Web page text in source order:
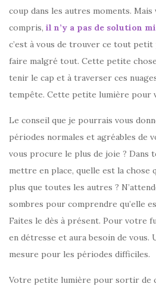
coup dans les autres moments. Mais
compris, il n’y a pas de solution
c’est à vous de trouver ce tout petit
faire malgré tout. Cette petite
tenir le cap et à traverser ces
tempête. Cette petite lumière pour
Le conseil que je pourrais vous
périodes normales et agréables de
vous procure le plus de joie ? Dans
mettre en place, quelle est la chose
plus que toutes les autres ?
sombres pour comprendre qu’elle
Faites le dès à présent. Pour votre
en détresse et aura besoin de vous.
mesure pour les périodes difficiles.
Votre petite lumière pour sortir de